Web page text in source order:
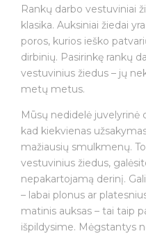
Rankų darbo vestuviniai
klasika. Auksiniai žiedai
poros, kurios ieško
dirbinių. Pasirinkę rankų
vestuvinius žiedus – jų
metų metus.
Mūsų nedidelė juvelyrinė
kad kiekvienas
mažiausių smulkmenų.
vestuvinius žiedus,
nepakartojamą derinį.
– labai plonus ar
matinis auksas – tai taip
išpildysime. Mėgstantys